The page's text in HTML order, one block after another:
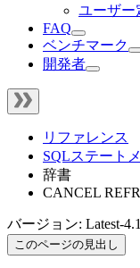
ユーザー
FAQ
ベンチマーク
開発者
リファレンス
SQLステート
辞書
CANCEL
バージョン: Latest-4.1
このページの見出し